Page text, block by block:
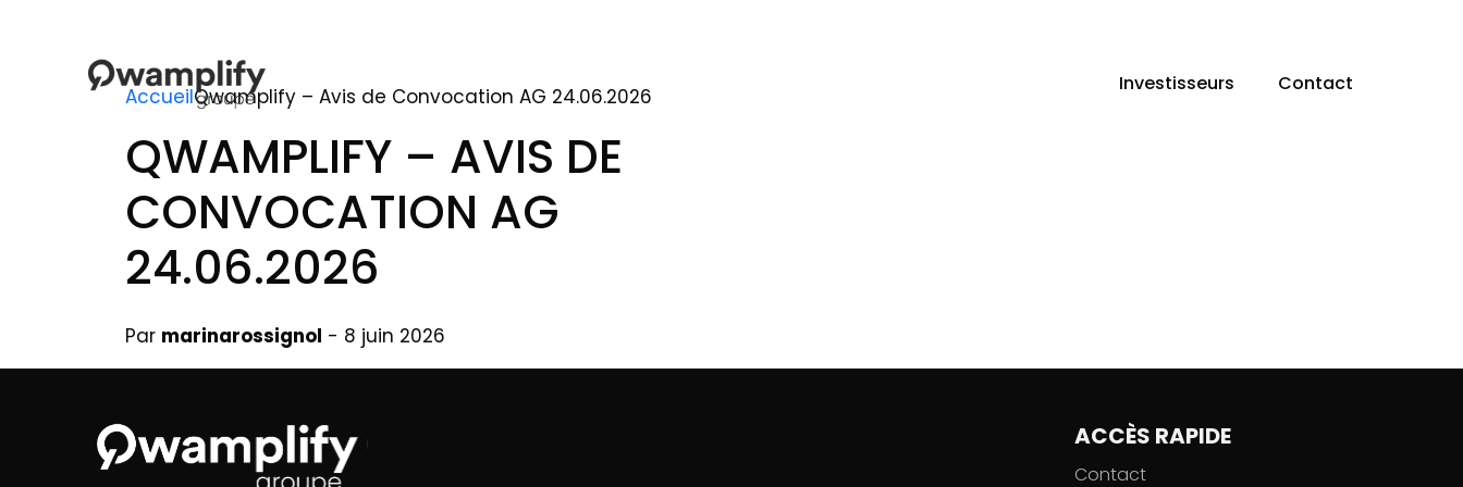
Investisseurs Contact
AccueilQwamplify – Avis de Convocation AG 24.06.2026
QWAMPLIFY – AVIS DE
CONVOCATION AG
24.06.2026
Par marinarossignol - 8 juin 2026
ACCÈS RAPIDE
Contact